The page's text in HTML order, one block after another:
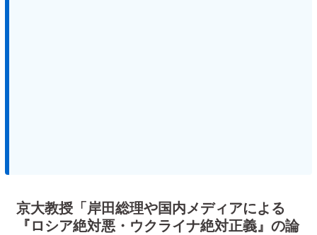
京大教授「岸田総理や国内メディアによる
『ロシア絶対悪・ウクライナ絶対正義』の論